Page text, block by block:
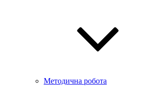
Методична робота